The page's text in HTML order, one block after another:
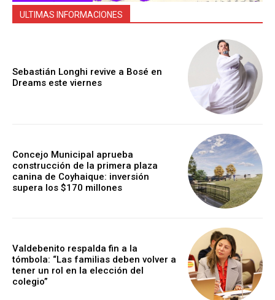
ULTIMAS INFORMACIONES
Sebastián Longhi revive a Bosé en
Dreams este viernes
Concejo Municipal aprueba
construcción de la primera plaza
canina de Coyhaique: inversión
supera los $170 millones
Valdebenito respalda fin a la
tómbola: “Las familias deben volver a
tener un rol en la elección del
colegio”